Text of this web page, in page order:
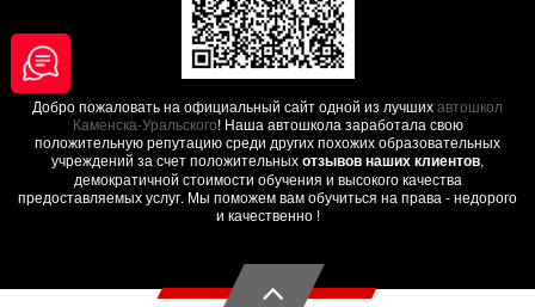
Добро пожаловать на официальный сайт одной из лучшихавтошкол
Каменска-Уральского! Наша автошкола заработала свою
положительную репутацию среди других похожих образовательных
учреждений за счет положительныхотзывов наших клиентов,
демократичной стоимости обучения и высокого качества
предоставляемых услуг. Мы поможем вам обучиться на права - недорого
и качественно !